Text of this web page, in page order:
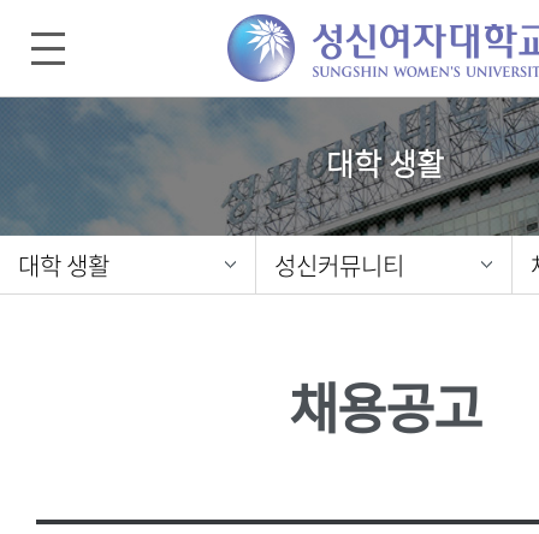
대학 생활
대학 생활 성신커뮤니티
채용공고